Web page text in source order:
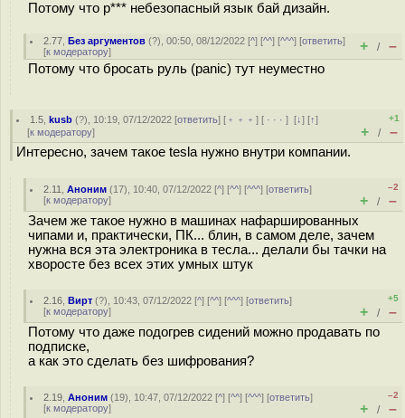
Потому что р*** небезопасный язык бай дизайн.
2.77 ,Без аргументов (?), 00:50, 08/12/2022 [^] [^^] [^^^] [ответить]
[к модератору] + / –
Потому что бросать руль (panic) тут неуместно
1.5 ,kusb (?), 10:19, 07/12/2022 [ответить] [ ﹢﹢﹢] [ · · ·][↓] [↑]
[к модератору]
+1
+ / –
Интересно, зачем такое tesla нужно внутри компании.
2.11 ,Аноним (17), 10:40, 07/12/2022 [^] [^^] [^^^] [ответить]
[к модератору]
–2
+ / –
Зачем же такое нужно в машинах нафаршированных
чипами и, практически, ПК... блин, в самом деле, зачем
нужна вся эта электроника в тесла... делали бы тачки на
хворосте без всех этих умных штук
2.16 ,Вирт (?), 10:43, 07/12/2022 [^] [^^] [^^^] [ответить]
[к модератору]
+5
+ / –
Потому что даже подогрев сидений можно продавать по
подписке,
а как это сделать без шифрования?
2.19 ,Аноним (19), 10:47, 07/12/2022 [^] [^^] [^^^] [ответить]
[к модератору]
–2
+ / –